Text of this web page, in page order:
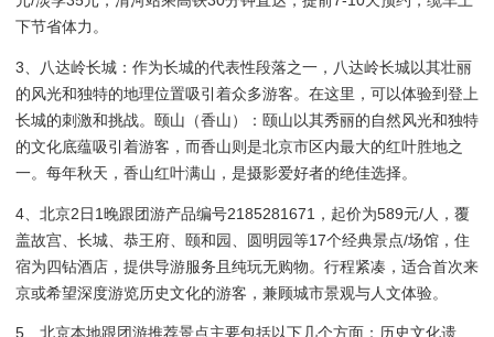
下节省体力。
3、八达岭长城：作为长城的代表性段落之一，八达岭长城以其壮丽
的风光和独特的地理位置吸引着众多游客。在这里，可以体验到登上
长城的刺激和挑战。颐山（香山）：颐山以其秀丽的自然风光和独特
的文化底蕴吸引着游客，而香山则是北京市区内最大的红叶胜地之
一。每年秋天，香山红叶满山，是摄影爱好者的绝佳选择。
4、北京2日1晚跟团游产品编号2185281671，起价为589元/人，覆
盖故宫、长城、恭王府、颐和园、圆明园等17个经典景点/场馆，住
宿为四钻酒店，提供导游服务且纯玩无购物。行程紧凑，适合首次来
京或希望深度游览历史文化的游客，兼顾城市景观与人文体验。
5、北京本地跟团游推荐景点主要包括以下几个方面：历史文化遗